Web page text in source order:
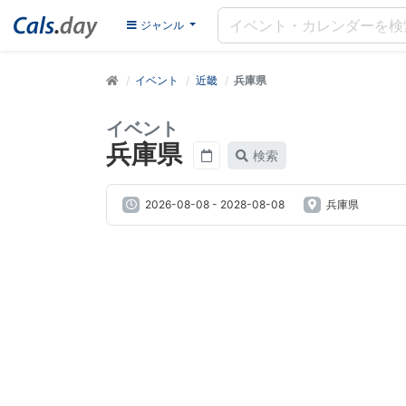
ジャンル
イベント 近畿 兵庫県
イベント
兵庫県 検索
2026-08-08 - 2028-08-08 兵庫県